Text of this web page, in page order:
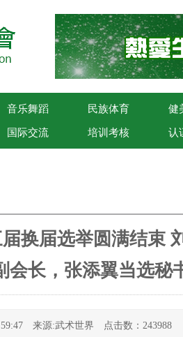
音乐舞蹈 民族体育 健
国际交流 培训考核 认
换届选举圆满结束
会长，张添翼当选秘
来源:武术世界 点击数：243988